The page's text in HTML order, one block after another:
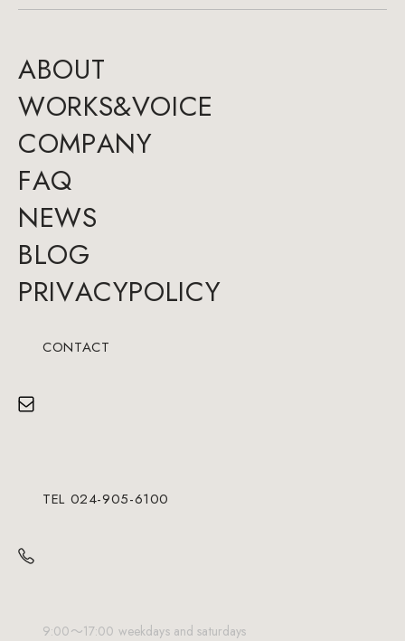
ABOUT
WORKS&VOICE
COMPANY
FAQ
NEWS
BLOG
PRIVACYPOLICY
CONTACT
TEL 024-905-6100
9:00～17:00 weekdays and saturdays